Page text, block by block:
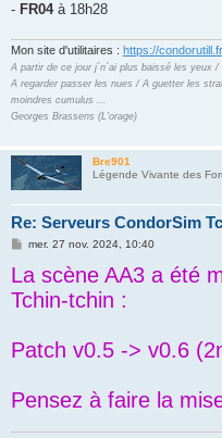
- FR04 à 18h28
Mon site d'utilitaires : https://
A partir de ce jour j´n´ai plus baissé les yeux
A regarder passer les nues / A guetter les
moindres cumulus ...
Georges Brassens (L'orage)
Bre901
Légende Vivante des
Re: Serveurs CondorSim
M
s
s
a
g
mer. 27 nov. 2024, 10:40
La scène AA3 a été
Tchin-tchin :
Patch v0.5 -> v0.6
Pensez à faire la